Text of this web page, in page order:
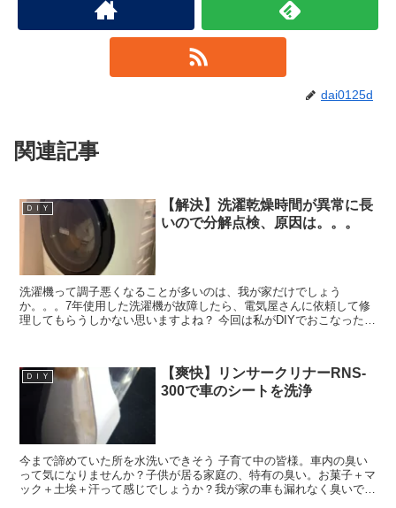
dai0125d
関連記事
ＤＩＹ
【解決】洗濯乾燥時間が異常に長
いので分解点検、原因は。。。
洗濯機って調子悪くなることが多いのは、我が家だけでしょう
か。。。7年使用した洗濯機が故障したら、電気屋さんに依頼して修
理してもらうしかない思いますよね？ 今回は私がDIYでおこなった点
ＤＩＹ
【爽快】リンサークリナーRNS-
300で車のシートを洗浄
今まで諦めていた所を水洗いできそう 子育て中の皆様。車内の臭い
って気になりませんか？子供が居る家庭の、特有の臭い。お菓子＋マ
ック＋土埃＋汗って感じでしょうか？我が家の車も漏れなく臭いで